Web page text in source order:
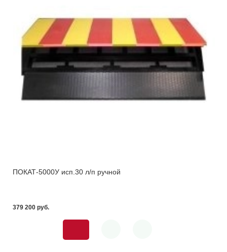
ПОКАТ-5000У исп.30 л/п ручной
379 200 pуб.